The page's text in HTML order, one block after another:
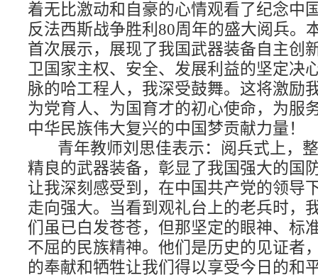
着无比激动和自豪的心情观看了纪念中
反法西斯战争胜利 80周年的盛大阅兵。
首次展示，展现了我国武器装备自主创
卫国家主权、安全、发展利益的坚定决
脉的哈工程人，我深受鼓舞。这将激励
为党育人、为国育才的初心使命，为服
中华民族伟大复兴的中国梦贡献力量！
青年教师刘思佳表示：阅兵式上，
精良的武器装备，彰显了我国强大的国
让我深刻感受到，在中国共产党的领导
走向强大。当看到观礼台上的老兵时，
们虽已白发苍苍，但那坚定的眼神、标
不屈的民族精神。他们是历史的见证者
的奉献和牺牲让我们得以享受今日的和